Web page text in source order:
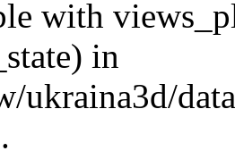
with
in
ukraina3d/